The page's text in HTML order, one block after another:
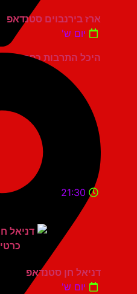
היכל התרבות כפר סבא
ארז בירנבוים סטנדאפ
יום ש'
21:30
דניאל חן סטנדאפ
יום ש'